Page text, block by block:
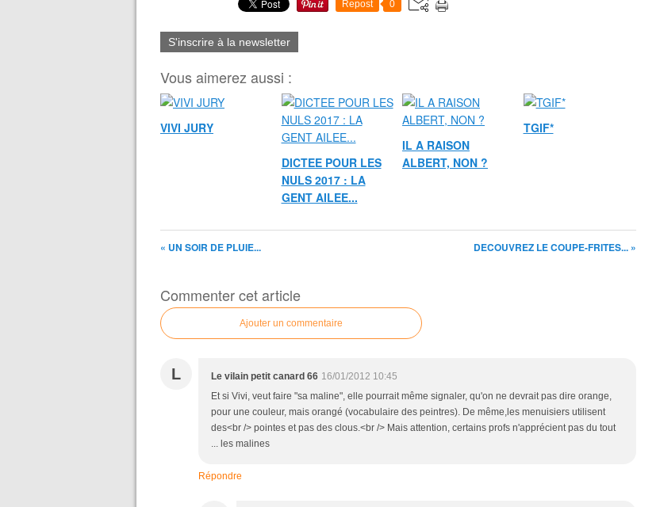
Repost 0
S'inscrire à la newsletter
Vous aimerez aussi :
VIVI JURY
DICTEE POUR LES
NULS 2017 : LA
GENT AILEE...
IL A RAISON
ALBERT, NON ?
TGIF*
« UN SOIR DE PLUIE... DECOUVREZ LE COUPE-FRITES... »
Commenter cet article
Ajouter un commentaire
L Le vilain petit canard 66 16/01/2012 10:45
Et si Vivi, veut faire "sa maline", elle pourrait même signaler, qu'on ne devrait pas dire orange,
pour une couleur, mais orangé (vocabulaire des peintres). De même,les menuisiers utilisent
des<br /> pointes et pas des clous.<br /> Mais attention, certains profs n'apprécient pas du tout
... les malines
Répondre